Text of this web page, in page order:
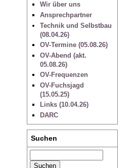
Wir über uns
Ansprechpartner
Technik und Selbstbau
(08.04.26)
OV-Termine (05.08.26)
OV-Abend (akt.
05.08.26)
OV-Frequenzen
OV-Fuchsjagd
(15.05.25)
Links (10.04.26)
DARC
Suchen